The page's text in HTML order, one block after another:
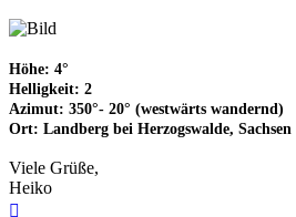
Höhe: 4°
Helligkeit: 2
Azimut: 350°- 20° (westwärts wandernd)
Ort: Landberg bei Herzogswalde, Sachsen
Viele Grüße,
Heiko